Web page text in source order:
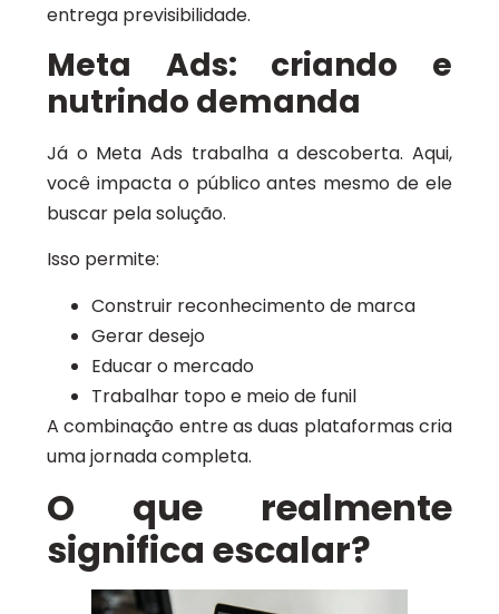
entrega previsibilidade.
Meta Ads: criando e
nutrindo demanda
Já o Meta Ads trabalha a descoberta. Aqui,
você impacta o público antes mesmo de ele
buscar pela solução.
Isso permite:
Construir reconhecimento de marca
Gerar desejo
Educar o mercado
Trabalhar topo e meio de funil
A combinação entre as duas plataformas cria
uma jornada completa.
O que realmente
significa escalar?